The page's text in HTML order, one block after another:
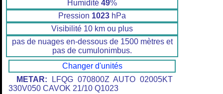
Humidité 49%
Pression 1023 hPa
Visibilité 10 km ou plus
pas de nuages en-dessous de 1500 mètres et
pas de cumulonimbus.
Changer d'unités
METAR: LFQG 070800Z AUTO 02005KT
330V050 CAVOK 21/10 Q1023